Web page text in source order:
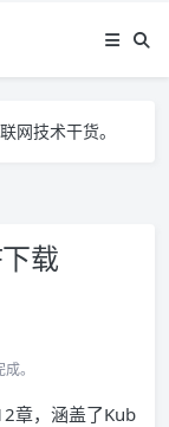
网技术干货。
载
。
章，涵盖了Kub